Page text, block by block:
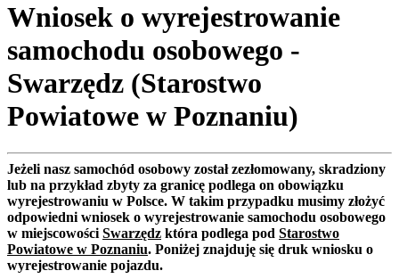
Wniosek o wyrejestrowanie
samochodu osobowego -
Swarzędz (Starostwo
Powiatowe w Poznaniu)
Jeżeli nasz samochód osobowy został zezłomowany, skradziony
lub na przykład zbyty za granicę podlega on obowiązku
wyrejestrowaniu w Polsce. W takim przypadku musimy złożyć
odpowiedni wniosek o wyrejestrowanie samochodu osobowego
w miejscowości Swarzędz która podlega pod Starostwo
Powiatowe w Poznaniu. Poniżej znajduję się druk wniosku o
wyrejestrowanie pojazdu.